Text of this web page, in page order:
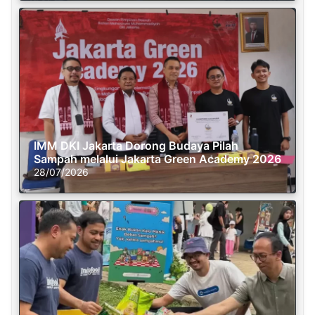
IMM DKI Jakarta Dorong Budaya Pilah
Sampah melalui Jakarta Green Academy 2026
28/07/2026